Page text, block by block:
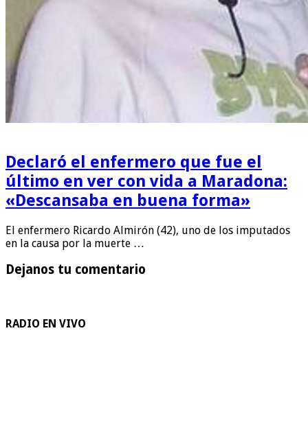
Declaró el enfermero que fue el
último en ver con vida a Maradona:
«Descansaba en buena forma»
El enfermero Ricardo Almirón (42), uno de los imputados
en la causa por la muerte …
Dejanos tu comentario
RADIO EN VIVO